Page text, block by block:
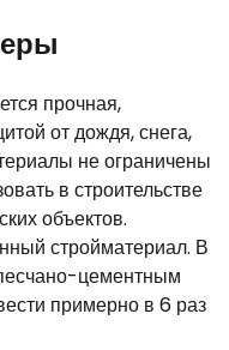
прочная,
от дождя, снега,
не ограничены
в строительстве
объектов.
стройматериал. В
цементным
примерно в 6 раз